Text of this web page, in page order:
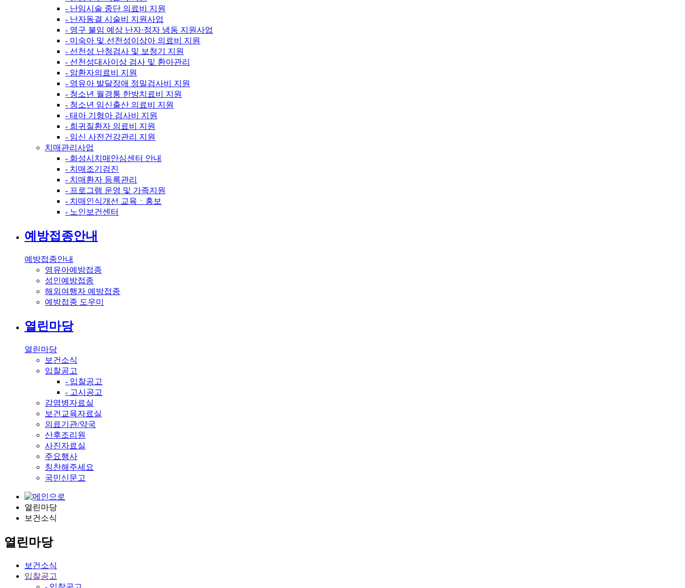
- 난임시술 중단 의료비 지원
- 난자동결 시술비 지원사업
- 영구 불임 예상 난자·정자 냉동 지원사업
- 미숙아 및 선천성이상아 의료비 지원
- 선천성 난청검사 및 보청기 지원
- 선천성대사이상 검사 및 환아관리
- 암환자의료비 지원
- 영유아 발달장애 정밀검사비 지원
- 청소년 월경통 한방치료비 지원
- 청소년 임신출산 의료비 지원
- 태아 기형아 검사비 지원
- 희귀질환자 의료비 지원
- 임신 사전건강관리 지원
치매관리사업
- 화성시치매안심센터 안내
- 치매조기검진
- 치매환자 등록관리
- 프로그램 운영 및 가족지원
- 치매인식개선 교육ㆍ홍보
- 노인보건센터
예방접종안내
예방접종안내
영유아예방접종
성인예방접종
해외여행자 예방접종
예방접종 도우미
열린마당
열린마당
보건소식
입찰공고
- 입찰공고
- 고시공고
감염병자료실
보건교육자료실
의료기관/약국
산후조리원
사진자료실
주요행사
칭찬해주세요
국민신문고
열린마당
보건소식
열린마당
보건소식
입찰공고